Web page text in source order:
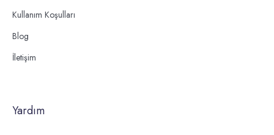
Kullanım Koşulları
Blog
İletişim
Yardım